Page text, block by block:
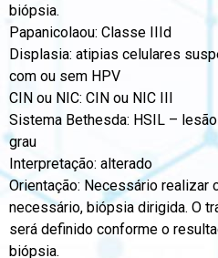
biópsia.
Papanicolaou: Classe IIId
Displasia: atipias celulares
com ou sem HPV
CIN ou NIC: CIN ou NIC III
Sistema Bethesda: HSIL –
grau
Interpretação: alterado
Orientação: Necessário realizar
necessário, biópsia dirigida. O
será definido conforme o
biópsia.